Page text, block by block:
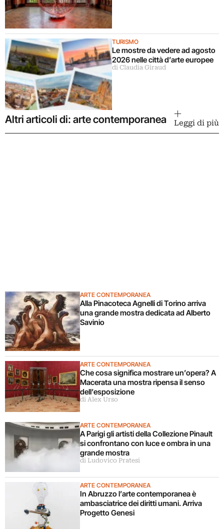
TURISMO
Le mostre da vedere ad agosto
2026 nelle città d’arte europee
di Claudia Giraud
Altri articoli di: arte contemporanea Leggi di più
ARTE CONTEMPORANEA
Alla Pinacoteca Agnelli di Torino arriva
una grande mostra dedicata ad Alberto
Savinio
ARTE CONTEMPORANEA
Che cosa significa mostrare un’opera? A
Macerata una mostra ripensa il senso
dell’esposizione
di Alex Urso
ARTE CONTEMPORANEA
A Parigi gli artisti della Collezione Pinault
si confrontano con luce e ombra in una
grande mostra
di Ludovico Pratesi
ARTE CONTEMPORANEA
In Abruzzo l’arte contemporanea è
ambasciatrice dei diritti umani. Arriva
Progetto Genesi